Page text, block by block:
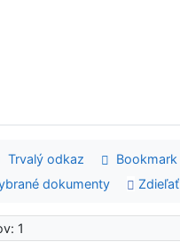
Trvalý odkaz
Bookmark
dokumenty Zdieľať
1